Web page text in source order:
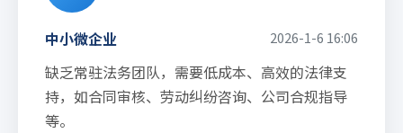
中小微企业 2026-1-6 16:06
缺乏常驻法务团队，需要低成本、高效的法律支
持，如合同审核、劳动纠纷咨询、公司合规指导
等。